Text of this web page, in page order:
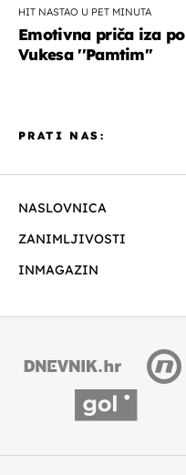
HIT NASTAO U PET MINUTA
Emotivna priča iza
Vukesa ''Pamtim''
NASLOVNICA
ZANIMLJIVOSTI
INMAGAZIN
PRATI NAS: